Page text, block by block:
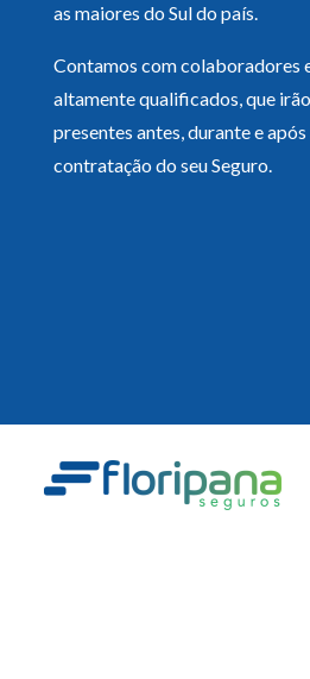
as maiores do Sul do país.
Contamos com colaboradores
altamente qualificados, que
presentes antes, durante e após
contratação do seu Seguro.